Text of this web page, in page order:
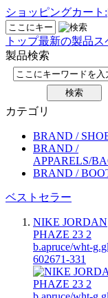
ショッピングカート:
トップ最新の製品ス
製品検索
カテゴリ
BRAND /
BRAND /
APPARELS/
BRAND /
ベストセラー
NIKE JORDAN
PHAZE 23 2
b.apruce/wht-
602671-331